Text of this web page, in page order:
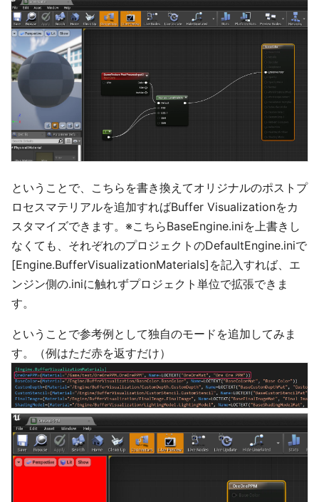
ということで、こちらを書き換えてオリジナルのポストプ
ロセスマテリアルを追加すればBuffer Visualizationをカ
スタマイズできます。※こちらBaseEngine.iniを上書きし
なくても、それぞれのプロジェクトのDefaultEngine.iniで
[Engine.BufferVisualizationMaterials]を記入すれば、エ
ンジン側の.iniに触れずプロジェクト単位で拡張できま
す。
ということで参考例として独自のモードを追加してみま
す。（例はただ赤を返すだけ）